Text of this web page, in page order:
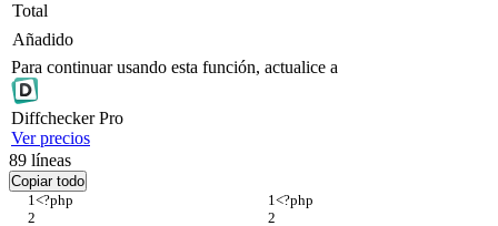
Total
Añadido
Para continuar usando esta función, actualice a
DiffcheckerPro
Ver precios
89 líneas
Copiar todo
<?php
<?php